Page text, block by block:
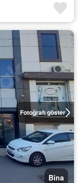
Fotoğrafı göster
Bina